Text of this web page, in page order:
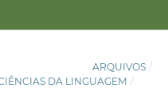
ARQUIVOS /
DA LINGUAGEM /